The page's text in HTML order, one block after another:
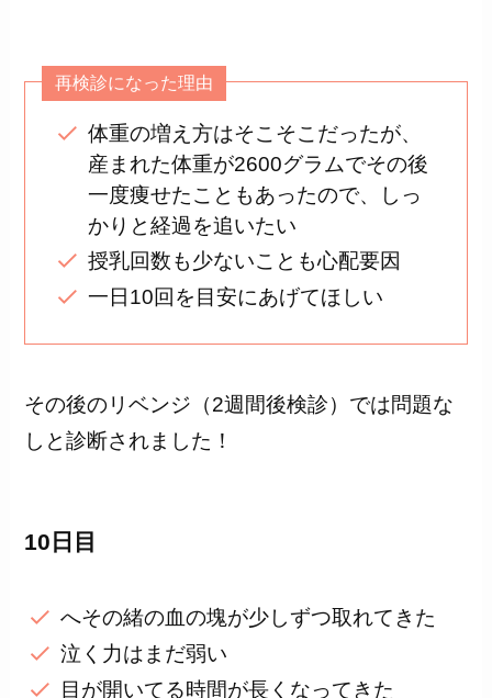
再検診になった理由
体重の増え方はそこそこだったが、
産まれた体重が2600グラムでその後
一度痩せたこともあったので、しっ
かりと経過を追いたい
授乳回数も少ないことも心配要因
一日10回を目安にあげてほしい
その後のリベンジ（2週間後検診）では問題な
しと診断されました！
10日目
へその緒の血の塊が少しずつ取れてきた
泣く力はまだ弱い
目が開いてる時間が長くなってきた